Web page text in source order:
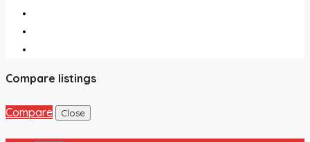
Compare listings
Compare Close